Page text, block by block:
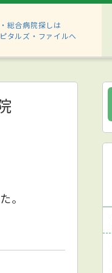
総合病院探しは
タルズ・ファイルへ
。